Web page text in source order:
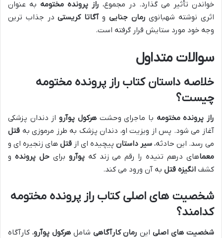
خواندن تأثیر می گذارد. در مجموع، راز پرونده مختومه به عنوان
اثری نوشته شهبانوی رمان جنایی وآگاتا کریستیدر جذاب ترین
وجه خود مورد ستایش قرار گرفته است.
سوالات متداول
خلاصه داستان کتاب راز پرونده مختومه
چیست؟
راز پرونده مختومه با ماجرای وحشتهرکول پوآرواز دندان پزشکی
آغاز می شود. پس از ویزیت او، دندان پزشک به طرز مرموزی به قتل
می رسد. این حادثه، سیر داستان پیچیده ای از قتل های زنجیره ای و
معماهای درهم تنیده را رقم می زند کهپوآرو برایحل پرونده و
کشف انگیزه قتل به آن ورود می کند.
شخصیت های اصلی کتاب راز پرونده مختومه
کدامند؟
شخصیت های اصلیاین رمان کارآگاهی شاملهرکول پوآرو، کارآگاه